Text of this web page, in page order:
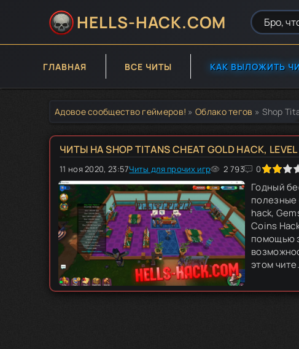
HELLS-HACK.COM
ГЛАВНАЯ ВСЕ ЧИТЫ КАК ВЫЛОЖИТЬ
Адовое сообщество геймеров! »Облако тегов » Shop
ЧИТЫ НА SHOP TITANS CHEAT GOLD HACK,
11 ноя 2020, 23:57Читы для прочих игр 2 793 0
40 1 2 3 4 5
Годный
полезные
hack,
Coins
помощью
этом